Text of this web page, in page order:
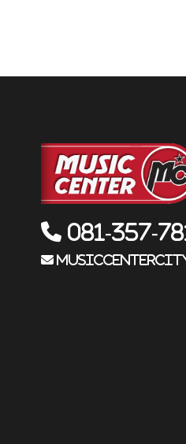
081-357-